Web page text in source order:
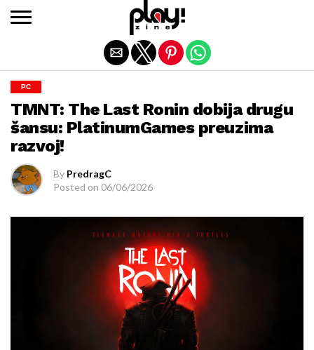
PC
TMNT: The Last Ronin dobija drugu
šansu: PlatinumGames preuzima
razvoj!
By PredragC
Posted on 06/06/2026
Exit mobile version